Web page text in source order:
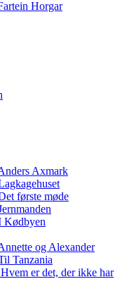
Horgar
Axmark
første møde
Kødbyen
og Alexander
Tanzania
er det, der ikke har